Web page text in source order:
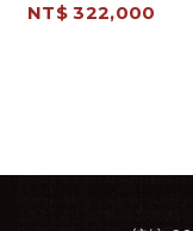
NT$ 322,000